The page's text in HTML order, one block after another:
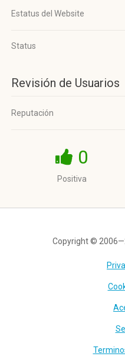
Estatus del Website
Status
Revisión de Usuarios
Reputación
0
Positiva
Copyright ©